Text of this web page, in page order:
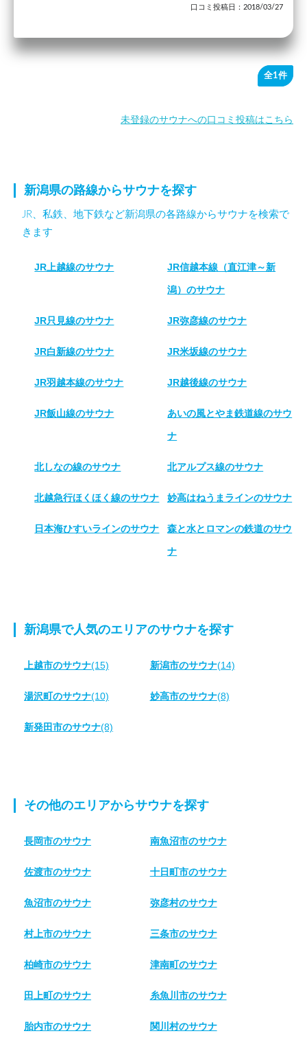
口コミ投稿日：2018/03/27
全1件
未登録のサウナへの口コミ投稿はこちら
新潟県の路線からサウナを探す
JR、私鉄、地下鉄など新潟県の各路線からサウナを検索で
きます
JR上越線のサウナ JR信越本線（直江津～新
潟）のサウナ
JR只見線のサウナ JR弥彦線のサウナ
JR白新線のサウナ JR米坂線のサウナ
JR羽越本線のサウナ JR越後線のサウナ
JR飯山線のサウナ あいの風とやま鉄道線のサウ
ナ
北しなの線のサウナ 北アルプス線のサウナ
北越急行ほくほく線のサウナ 妙高はねうまラインのサウナ
日本海ひすいラインのサウナ 森と水とロマンの鉄道のサウ
ナ
新潟県で人気のエリアのサウナを探す
上越市のサウナ(15) 新潟市のサウナ(14)
湯沢町のサウナ(10) 妙高市のサウナ(8)
新発田市のサウナ(8)
その他のエリアからサウナを探す
長岡市のサウナ 南魚沼市のサウナ
佐渡市のサウナ 十日町市のサウナ
魚沼市のサウナ 弥彦村のサウナ
村上市のサウナ 三条市のサウナ
柏崎市のサウナ 津南町のサウナ
田上町のサウナ 糸魚川市のサウナ
胎内市のサウナ 関川村のサウナ